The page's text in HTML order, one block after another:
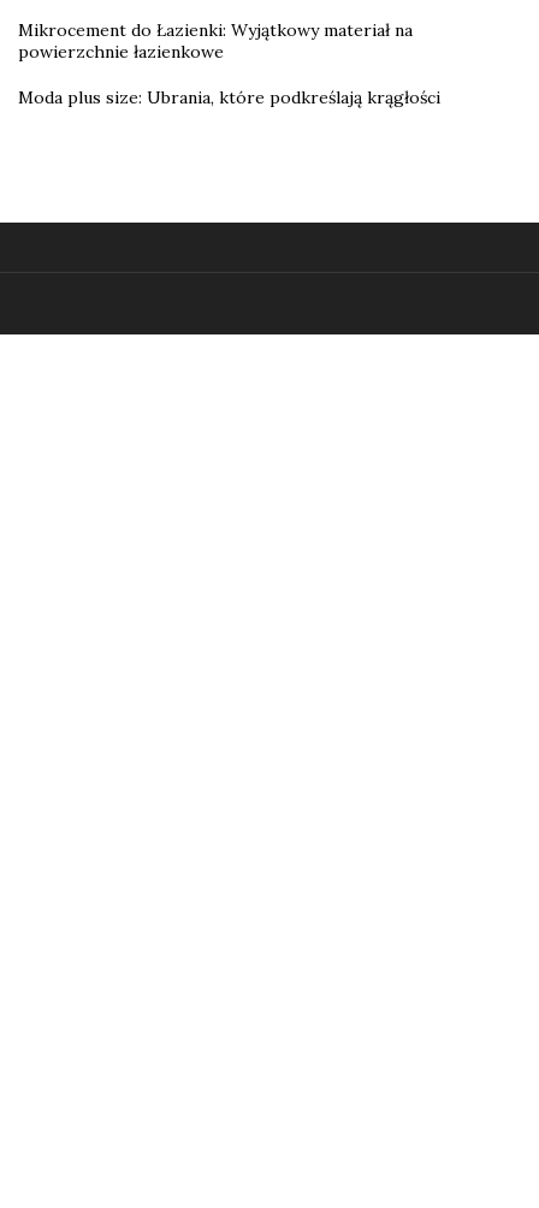
Mikrocement do Łazienki: Wyjątkowy materiał na
powierzchnie łazienkowe
Moda plus size: Ubrania, które podkreślają krągłości